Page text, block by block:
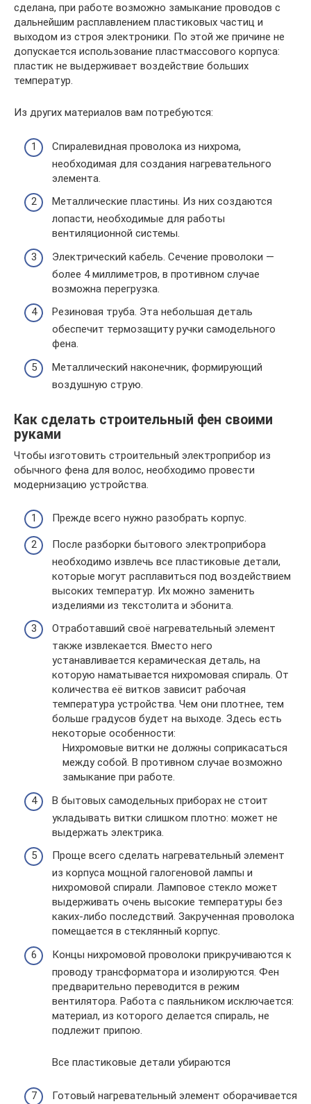
сделана, при работе возможно замыкание проводов с
дальнейшим расплавлением пластиковых частиц и
выходом из строя электроники. По этой же причине не
допускается использование пластмассового корпуса:
пластик не выдерживает воздействие больших
температур.
Из других материалов вам потребуются:
Спиралевидная проволока из нихрома,
необходимая для создания нагревательного
элемента.
Металлические пластины. Из них создаются
лопасти, необходимые для работы
вентиляционной системы.
Электрический кабель. Сечение проволоки —
более 4 миллиметров, в противном случае
возможна перегрузка.
Резиновая труба. Эта небольшая деталь
обеспечит термозащиту ручки самодельного
фена.
Металлический наконечник, формирующий
воздушную струю.
Как сделать строительный фен своими
руками
Чтобы изготовить строительный электроприбор из
обычного фена для волос, необходимо провести
модернизацию устройства.
Прежде всего нужно разобрать корпус.
После разборки бытового электроприбора
необходимо извлечь все пластиковые детали,
которые могут расплавиться под воздействием
высоких температур. Их можно заменить
изделиями из текстолита и эбонита.
Отработавший своё нагревательный элемент
также извлекается. Вместо него
устанавливается керамическая деталь, на
которую наматывается нихромовая спираль. От
количества её витков зависит рабочая
температура устройства. Чем они плотнее, тем
больше градусов будет на выходе. Здесь есть
некоторые особенности:
Нихромовые витки не должны соприкасаться
между собой. В противном случае возможно
замыкание при работе.
В бытовых самодельных приборах не стоит
укладывать витки слишком плотно: может не
выдержать электрика.
Проще всего сделать нагревательный элемент
из корпуса мощной галогеновой лампы и
нихромовой спирали. Ламповое стекло может
выдерживать очень высокие температуры без
каких-либо последствий. Закрученная проволока
помещается в стеклянный корпус.
Концы нихромовой проволоки прикручиваются к
проводу трансформатора и изолируются. Фен
предварительно переводится в режим
вентилятора. Работа с паяльником исключается:
материал, из которого делается спираль, не
подлежит припою.
Все пластиковые детали убираются
Готовый нагревательный элемент оборачивается